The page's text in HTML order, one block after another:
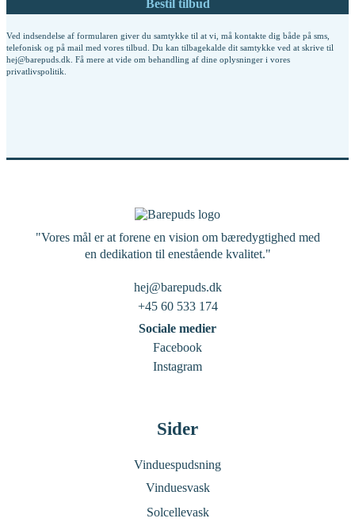
Ved indsendelse af formularen giver du samtykke til at vi, må kontakte dig både på sms,
telefonisk og på mail med vores tilbud. Du kan tilbagekalde dit samtykke ved at skrive til
hej@barepuds.dk. Få mere at vide om behandling af dine oplysninger i vores
privatlivspolitik
"Vores mål er at forene en vision om bæredygtighed med
en dedikation til enestående kvalitet."
hej@barepuds.dk
+45 60 533 174
Sociale medier
Facebook
Instagram
Sider
Vinduespudsning
Vinduesvask
Solcellevask